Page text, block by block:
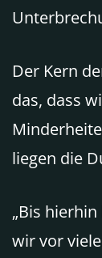
Der Kern
das, dass
liegen die
„Bis
wir vor